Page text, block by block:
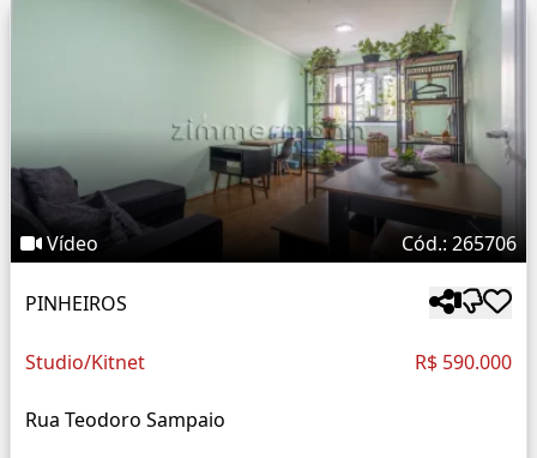
Vídeo Cód.: 265706
PINHEIROS
Studio/Kitnet R$ 590.000
Rua Teodoro Sampaio